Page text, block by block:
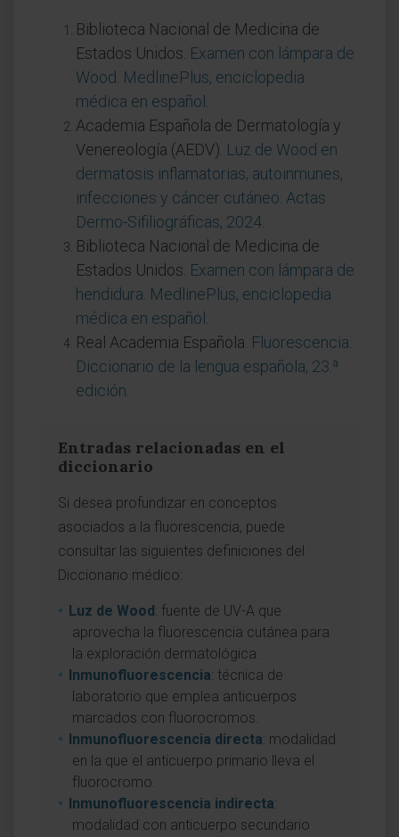
Biblioteca Nacional de Medicina de
Estados Unidos. Examen con lámpara de
Wood. MedlinePlus, enciclopedia
médica en español
Academia Española de Dermatología y
Venereología (AEDV). Luz de Wood en
dermatosis inflamatorias, autoinmunes,
infecciones y cáncer cutáneo. Actas
Dermo-Sifiliográficas, 2024
Biblioteca Nacional de Medicina de
Estados Unidos. Examen con lámpara de
hendidura. MedlinePlus, enciclopedia
médica en español
Real Academia Española. Fluorescencia.
Diccionario de la lengua española, 23.ª
edición
Entradas relacionadas en el
diccionario
Si desea profundizar en conceptos
asociados a la fluorescencia, puede
consultar las siguientes definiciones del
Diccionario médico:
Luz de Wood: fuente de UV-A que
aprovecha la fluorescencia cutánea para
la exploración dermatológica.
Inmunofluorescencia: técnica de
laboratorio que emplea anticuerpos
marcados con fluorocromos.
Inmunofluorescencia directa: modalidad
en la que el anticuerpo primario lleva el
fluorocromo.
Inmunofluorescencia indirecta:
modalidad con anticuerpo secundario